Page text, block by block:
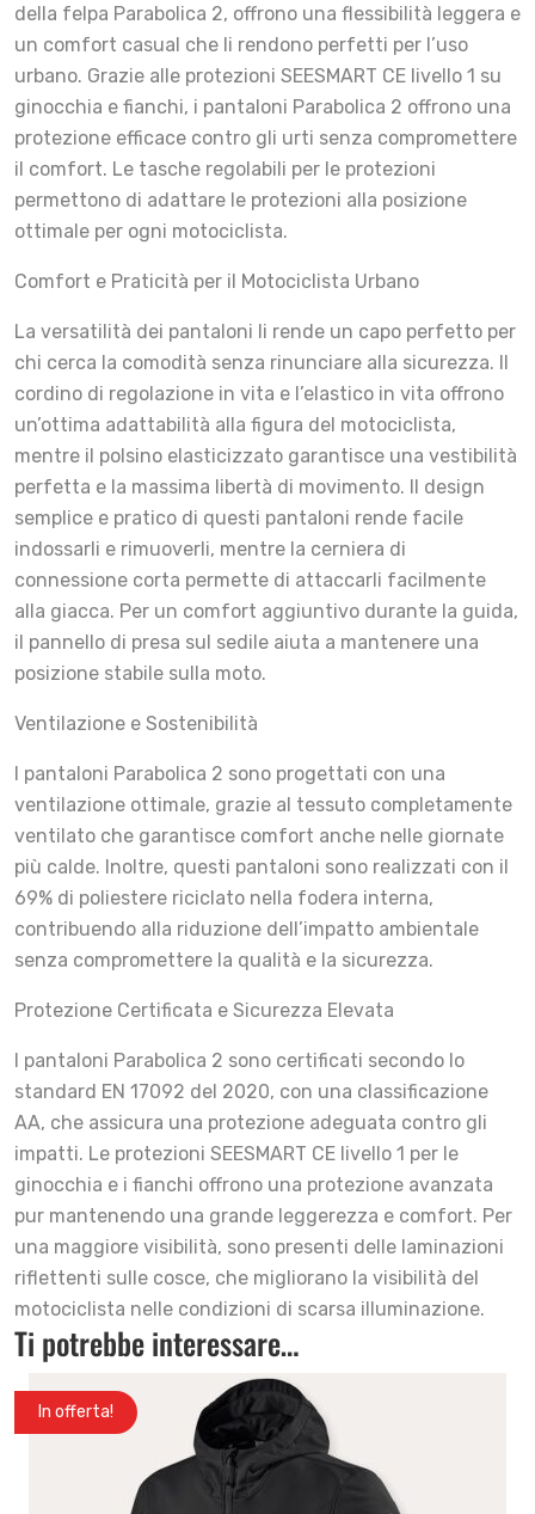
della felpa Parabolica 2, offrono una flessibilità leggera e
un comfort casual che li rendono perfetti per l’uso
urbano. Grazie alle protezioni SEESMART CE livello 1 su
ginocchia e fianchi, i pantaloni Parabolica 2 offrono una
protezione efficace contro gli urti senza compromettere
il comfort. Le tasche regolabili per le protezioni
permettono di adattare le protezioni alla posizione
ottimale per ogni motociclista.
Comfort e Praticità per il Motociclista Urbano
La versatilità dei pantaloni li rende un capo perfetto per
chi cerca la comodità senza rinunciare alla sicurezza. Il
cordino di regolazione in vita e l’elastico in vita offrono
un’ottima adattabilità alla figura del motociclista,
mentre il polsino elasticizzato garantisce una vestibilità
perfetta e la massima libertà di movimento. Il design
semplice e pratico di questi pantaloni rende facile
indossarli e rimuoverli, mentre la cerniera di
connessione corta permette di attaccarli facilmente
alla giacca. Per un comfort aggiuntivo durante la guida,
il pannello di presa sul sedile aiuta a mantenere una
posizione stabile sulla moto.
Ventilazione e Sostenibilità
I pantaloni Parabolica 2 sono progettati con una
ventilazione ottimale, grazie al tessuto completamente
ventilato che garantisce comfort anche nelle giornate
più calde. Inoltre, questi pantaloni sono realizzati con il
69% di poliestere riciclato nella fodera interna,
contribuendo alla riduzione dell’impatto ambientale
senza compromettere la qualità e la sicurezza.
Protezione Certificata e Sicurezza Elevata
I pantaloni Parabolica 2 sono certificati secondo lo
standard EN 17092 del 2020, con una classificazione
AA, che assicura una protezione adeguata contro gli
impatti. Le protezioni SEESMART CE livello 1 per le
ginocchia e i fianchi offrono una protezione avanzata
pur mantenendo una grande leggerezza e comfort. Per
una maggiore visibilità, sono presenti delle laminazioni
riflettenti sulle cosce, che migliorano la visibilità del
motociclista nelle condizioni di scarsa illuminazione.
Ti potrebbe interessare…
In offerta!